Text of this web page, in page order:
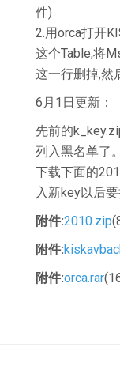
件)
2.用orca打开
这个Table,将
这一行删掉,然
6月1日更新：
先前的
列入黑名单了
下载下面的
入新key以后要
附件:2010.zip
附件:
附件:orca.rar